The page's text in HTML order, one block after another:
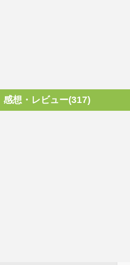
感想・レビュー(317)